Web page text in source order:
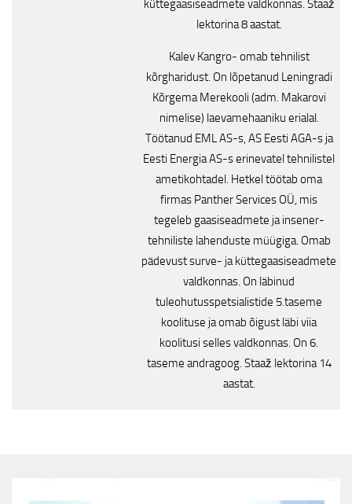
küttegaasiseadmete valdkonnas. Staaž
lektorina 8 aastat.
Kalev Kangro- omab tehnilist
kõrgharidust. On lõpetanud Leningradi
Kõrgema Merekooli (adm. Makarovi
nimelise) laevamehaaniku erialal.
Töötanud EML AS-s, AS Eesti AGA-s ja
Eesti Energia AS-s erinevatel tehnilistel
ametikohtadel. Hetkel töötab oma
firmas Panther Services OÜ, mis
tegeleb gaasiseadmete ja insener-
tehniliste lahenduste müügiga. Omab
pädevust surve- ja küttegaasiseadmete
valdkonnas. On läbinud
tuleohutusspetsialistide 5.taseme
koolituse ja omab õigust läbi viia
koolitusi selles valdkonnas. On 6.
taseme andragoog. Staaž lektorina 14
aastat.